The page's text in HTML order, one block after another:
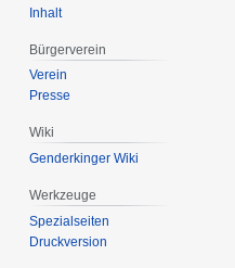
Inhalt
Bürgerverein
Verein
Presse
Wiki
Genderkinger Wiki
Werkzeuge
Spezialseiten
Druckversion